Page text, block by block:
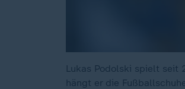
Lukas Podolski spielt seit
hängt er die